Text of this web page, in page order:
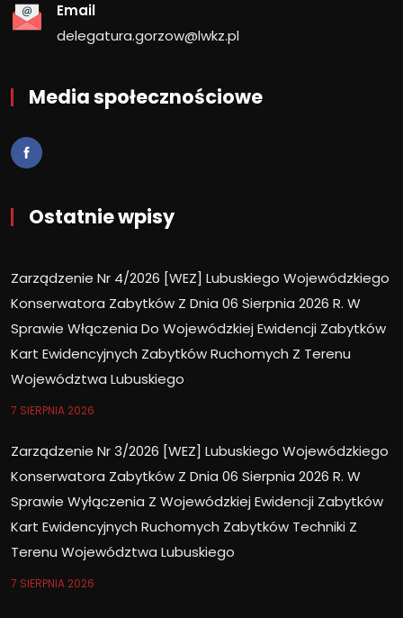
Email
delegatura.gorzow@lwkz.pl
Media społecznościowe
Ostatnie wpisy
Zarządzenie Nr 4/2026 [WEZ] Lubuskiego Wojewódzkiego
Konserwatora Zabytków Z Dnia 06 Sierpnia 2026 R. W
Sprawie Włączenia Do Wojewódzkiej Ewidencji Zabytków
Kart Ewidencyjnych Zabytków Ruchomych Z Terenu
Województwa Lubuskiego
7 SIERPNIA 2026
Zarządzenie Nr 3/2026 [WEZ] Lubuskiego Wojewódzkiego
Konserwatora Zabytków Z Dnia 06 Sierpnia 2026 R. W
Sprawie Wyłączenia Z Wojewódzkiej Ewidencji Zabytków
Kart Ewidencyjnych Ruchomych Zabytków Techniki Z
Terenu Województwa Lubuskiego
7 SIERPNIA 2026